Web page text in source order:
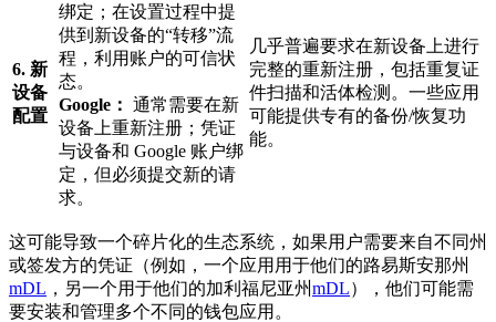
6. 新
设备
配置
绑定；在设置过程中提
供到新设备的“转移”流
程，利用账户的可信状
态。
Google： 通常需要在新
设备上重新注册；凭证
与设备和 Google 账户绑
定，但必须提交新的请
求。
几乎普遍要求在新设备上进行
完整的重新注册，包括重复证
件扫描和活体检测。一些应用
可能提供专有的备份/恢复功
能。
这可能导致一个碎片化的生态系统，如果用户需要来自不同州
或签发方的凭证（例如，一个应用用于他们的路易斯安那州
mDL ，另一个用于他们的加利福尼亚州mDL），他们可能需
要安装和管理多个不同的钱包应用。